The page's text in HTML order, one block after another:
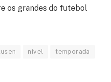
os grandes do futebol
nível temporada